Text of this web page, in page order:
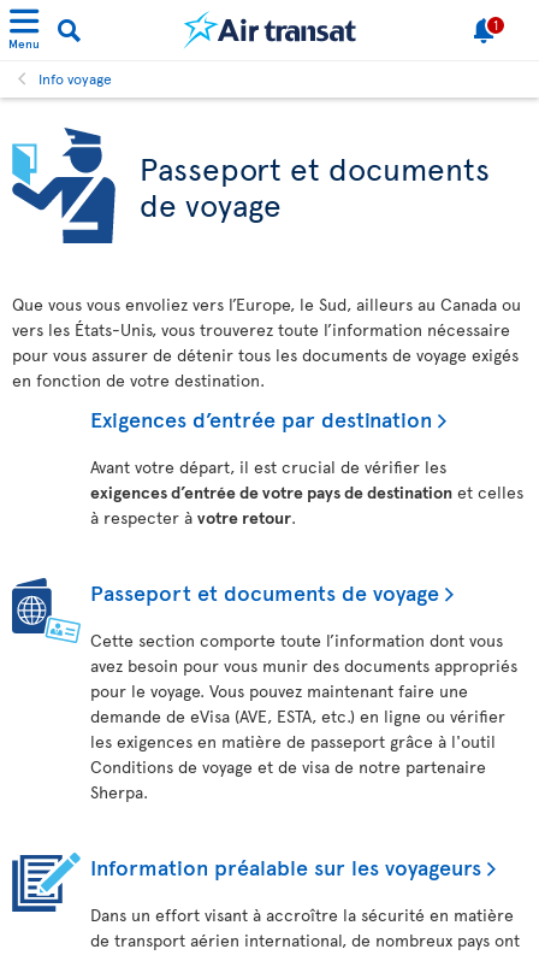
Menu
1
Info voyage
Passeport et documents
de voyage
Que vous vous envoliez vers l’Europe, le Sud, ailleurs au Canada ou
vers les États-Unis, vous trouverez toute l’information nécessaire
pour vous assurer de détenir tous les documents de voyage exigés
en fonction de votre destination.
Exigences d’entrée par destination
Avant votre départ, il est crucial de vérifier les
exigences d’entrée de votre pays de destination et celles
à respecter à votre retour.
Passeport et documents de voyage
Cette section comporte toute l’information dont vous
avez besoin pour vous munir des documents appropriés
pour le voyage. Vous pouvez maintenant faire une
demande de eVisa (AVE, ESTA, etc.) en ligne ou vérifier
les exigences en matière de passeport grâce à l'outil
Conditions de voyage et de visa de notre partenaire
Sherpa.
Information préalable sur les voyageurs
Dans un effort visant à accroître la sécurité en matière
de transport aérien international, de nombreux pays ont